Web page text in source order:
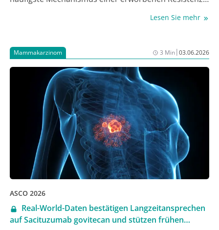
Standardbehandlung mit einem Aromatasehemmer
III-Studie SERENA-6 verlängerte ein Switch vom AI auf
den selektiven oralen Östrogenrezeptor-Degrader
(SERD) Camizestrant bei neu aufgetretener ESR1-
Mutation – bei gleichzeitiger Fortführung des CDK4/6i
in der Firstline‑Therapie – das progressionsfreie
Überleben (PFS) signifikant gegenüber der
fortgeführten AI‑Kombination [1]. Bei der
Jahrestagung der American Society of Clinical
Oncology (ASCO) 2026 wurden die finalen Daten zum
sekundären Endpunkt PFS2 vorgestellt, der auch die
nachfolgende Therapielinie umfasst. Der frühzeitige
Erstlinienswitch von AI auf Camizestrant bei neu
die progressionsfreie Zeit auch über die Zweitlinie
hinweg [2].
Lesen Sie mehr
Mammakarzinom 3 Min|03.06.2026
ASCO 2026
Real-World-Daten bestätigen Langzeitansprechen
auf Sacituzumab govitecan und stützen frühen